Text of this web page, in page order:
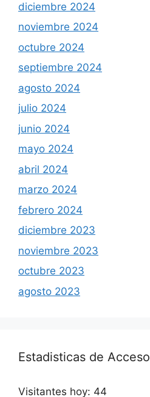
diciembre 2024
noviembre 2024
octubre 2024
septiembre 2024
agosto 2024
julio 2024
junio 2024
mayo 2024
abril 2024
marzo 2024
febrero 2024
diciembre 2023
noviembre 2023
octubre 2023
agosto 2023
Estadisticas de Acceso
Visitantes hoy: 44